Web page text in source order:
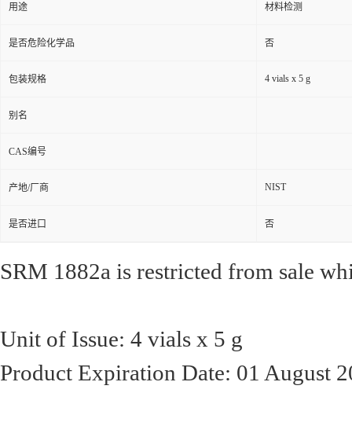
用途 材料检测
是否危险化学品 否
包装规格 4 vials x 5 g
别名
CAS编号
产地/厂商 NIST
是否进口 否
SRM 1882a is restricted from sale
Unit of Issue: 4 vials x 5 g
Product Expiration Date: 01 August